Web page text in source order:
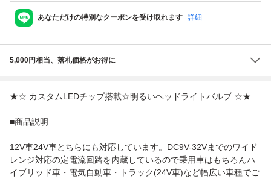
あなただけの特別なクーポンを受け取れます 詳細
5,000円相当、落札価格がお得に
★☆ カスタムLEDチップ搭載☆明るいヘッドライトバルブ ☆★
■商品説明
12V車24V車とちらにも対応しています。DC9V-32Vまでのワイド
レンジ対応の定電流回路を内蔵しているので乗用車はもちろんハ
イブリッド車・電気自動車・トラック(24V車)など幅広い車種でご